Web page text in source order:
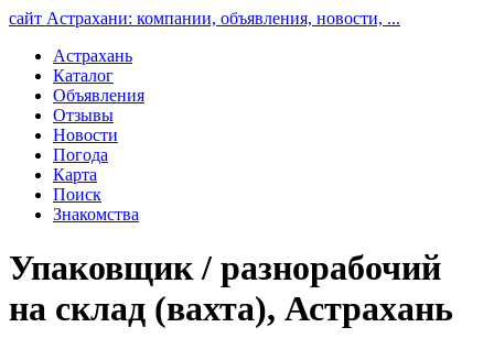
сайт Астрахани: компании, объявления, новости, ...
Астрахань
Каталог
Объявления
Отзывы
Новости
Погода
Карта
Поиск
Знакомства
Упаковщик / разнорабочий
на склад (вахта), Астрахань